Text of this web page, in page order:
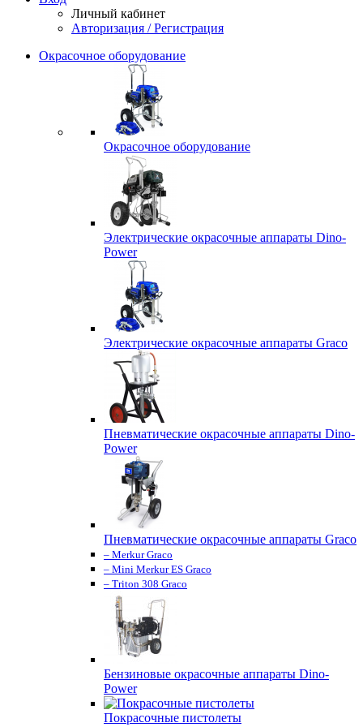
Личный кабинет
Авторизация / Регистрация
Окрасочное оборудование
Окрасочное оборудование
Электрические окрасочные аппараты Dino-
Power
Электрические окрасочные аппараты Graco
Пневматические окрасочные аппараты Dino-
Power
Пневматические окрасочные аппараты Graco
– Merkur Graco
– Mini Merkur ES Graco
– Triton 308 Graco
Бензиновые окрасочные аппараты Dino-
Power
Покрасочные пистолеты